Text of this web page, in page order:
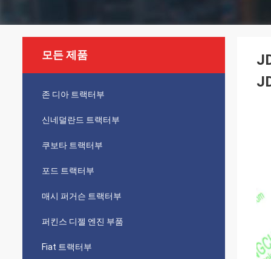
모든 제품
존 디아 트랙터부
신네덜란드 트랙터부
쿠보타 트랙터부
포드 트랙터부
매시 퍼거슨 트랙터부
퍼킨스 디젤 엔진 부품
Fiat 트랙터부